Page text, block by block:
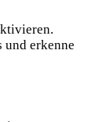
erkenne